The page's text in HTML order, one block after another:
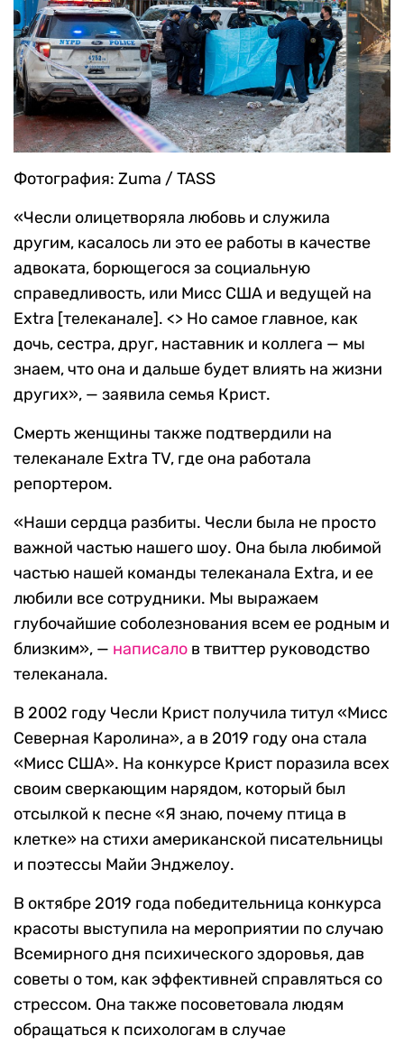
Фотография: Zuma / TASS
«Чесли олицетворяла любовь и служила
другим, касалось ли это ее работы в качестве
адвоката, борющегося за социальную
справедливость, или Мисс США и ведущей на
Extra [телеканале]. <> Но самое главное, как
дочь, сестра, друг, наставник и коллега — мы
знаем, что она и дальше будет влиять на жизни
других», — заявила семья Крист.
Смерть женщины также подтвердили на
телеканале Extra TV, где она работала
репортером.
«Наши сердца разбиты. Чесли была не просто
важной частью нашего шоу. Она была любимой
частью нашей команды телеканала Extra, и ее
любили все сотрудники. Мы выражаем
глубочайшие соболезнования всем ее родным и
близким», — написало в твиттер руководство
телеканала.
В 2002 году Чесли Крист получила титул «Мисс
Северная Каролина», а в 2019 году она стала
«Мисс США». На конкурсе Крист поразила всех
своим сверкающим нарядом, который был
отсылкой к песне «Я знаю, почему птица в
клетке» на стихи американской писательницы
и поэтессы Майи Энджелоу.
В октябре 2019 года победительница конкурса
красоты выступила на мероприятии по случаю
Всемирного дня психического здоровья, дав
советы о том, как эффективней справляться со
стрессом. Она также посоветовала людям
обращаться к психологам в случае